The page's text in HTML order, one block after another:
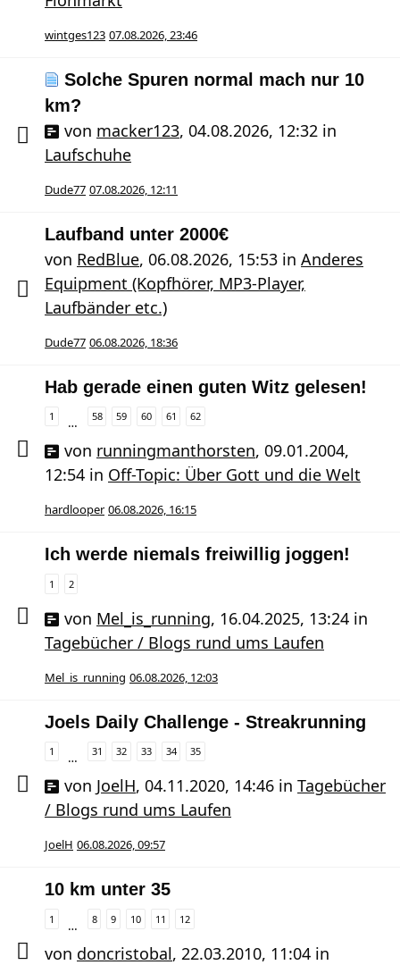
wintges123 07.08.2026, 23:46
Solche Spuren normal mach nur 10
km?
von macker123, 04.08.2026, 12:32 in
Laufschuhe
Dude77 07.08.2026, 12:11
Laufband unter 2000€
von RedBlue, 06.08.2026, 15:53 in Anderes
Equipment (Kopfhörer, MP3-Player,
Laufbänder etc.)
Dude77 06.08.2026, 18:36
Hab gerade einen guten Witz gelesen!
1 … 58 59 60 61 62
von runningmanthorsten, 09.01.2004,
12:54 in Off-Topic: Über Gott und die Welt
hardlooper 06.08.2026, 16:15
Ich werde niemals freiwillig joggen!
1 2
von Mel_is_running, 16.04.2025, 13:24 in
Tagebücher / Blogs rund ums Laufen
Mel_is_running 06.08.2026, 12:03
Joels Daily Challenge - Streakrunning
1 … 31 32 33 34 35
von JoelH, 04.11.2020, 14:46 in Tagebücher
/ Blogs rund ums Laufen
JoelH 06.08.2026, 09:57
10 km unter 35
1 … 8 9 10 11 12
von doncristobal, 22.03.2010, 11:04 in